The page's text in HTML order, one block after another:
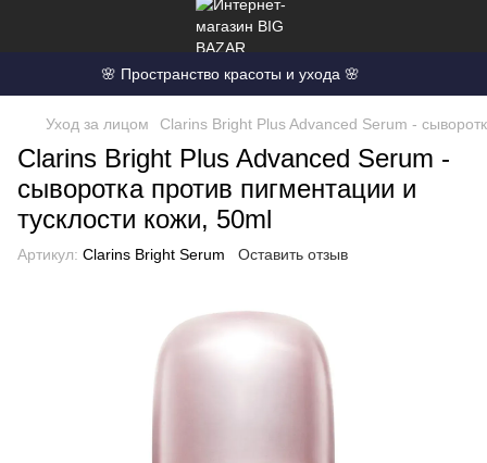
🌸 Пространство красоты и ухода 🌸
Уход за лицом Clarins Bright Plus Advanced Serum -
Clarins Bright Plus Advanced Serum -
сыворотка против пигментации и
тусклости кожи, 50ml
Артикул: Clarins Bright Serum Оставить отзыв